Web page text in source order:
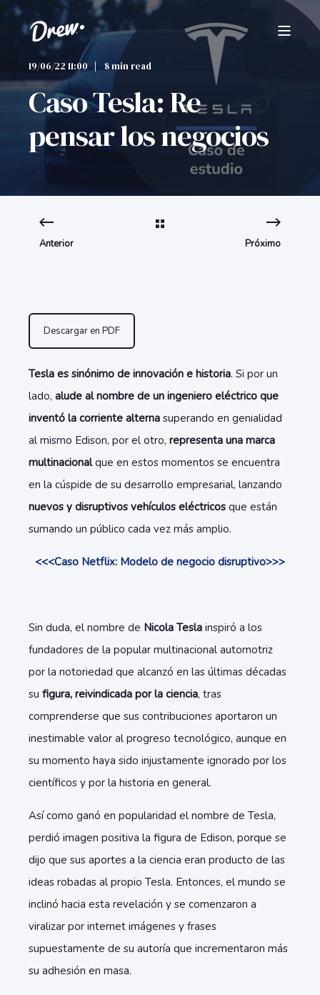
19/06/22 11:00 8 min read
Caso Tesla: Re
pensar los negocios
Anterior Próximo
Descargar en PDF
Tesla es sinónimo de innovación e historia. Si por un
lado, alude al nombre de un ingeniero eléctrico que
inventó la corriente alterna superando en genialidad
al mismo Edison, por el otro, representa una marca
multinacionalque en estos momentos se encuentra
en la cúspide de su desarrollo empresarial, lanzando
nuevos y disruptivos vehículos eléctricos que están
sumando un público cada vez más amplio.
<<<Caso Netflix: Modelo de negocio disruptivo>>>
Sin duda, el nombre de Nicola Tesla inspiró a los
fundadores de la popular multinacional automotriz
por la notoriedad que alcanzó en las últimas décadas
su figura, reivindicada por la ciencia, tras
comprenderse que sus contribuciones aportaron un
inestimable valor al progreso tecnológico, aunque en
su momento haya sido injustamente ignorado por los
científicos y por la historia en general.
Así como ganó en popularidad el nombre de Tesla,
perdió imagen positiva la figura de Edison, porque se
dijo que sus aportes a la ciencia eran producto de las
ideas robadas al propio Tesla. Entonces, el mundo se
inclinó hacia esta revelación y se comenzaron a
viralizar por internet imágenes y frases
supuestamente de su autoría que incrementaron más
su adhesión en masa.